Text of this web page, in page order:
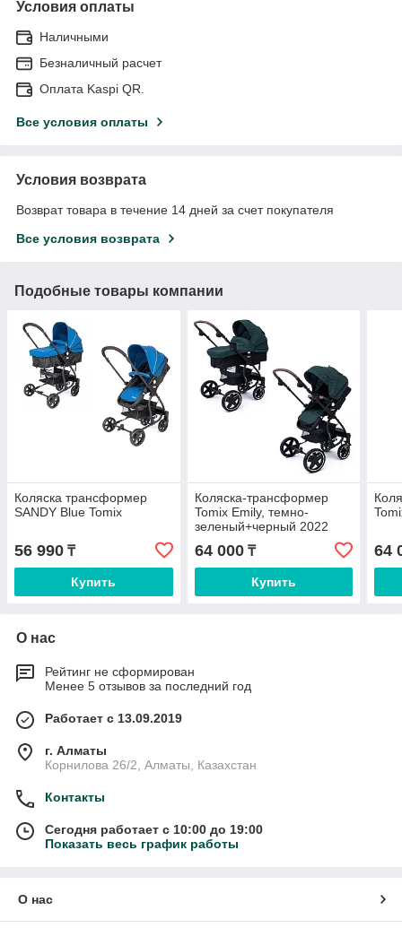
Условия оплаты
Наличными
Безналичный расчет
Оплата Kaspi QR.
Все условия оплаты
Условия возврата
Возврат товара в течение 14 дней за счет покупателя
Все условия возврата
Подобные товары компании
Коляска трансформер
SANDY Blue Tomix
56 990 ₸
Купить
Коляска-трансформер
Tomix Emily, темно-
зеленый+черный 2022
64 000₸
Купить
64
О нас
Рейтинг не сформирован
Менее 5 отзывов за последний год
Работает с 13.09.2019
г. Алматы
Корнилова 26/2, Алматы, Казахстан
Контакты
Сегодня работает с 10:00 до 19:00
Показать весь график работы
О нас